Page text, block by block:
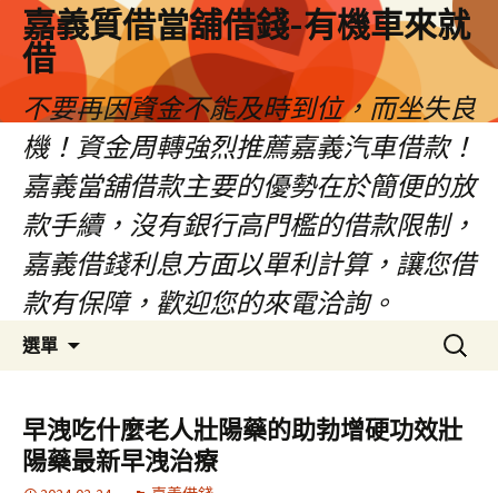
嘉義質借當舖借錢-有機車來就
借
不要再因資金不能及時到位，而坐失良
機！資金周轉強烈推薦嘉義汽車借款！
嘉義當舖借款主要的優勢在於簡便的放
款手續，沒有銀行高門檻的借款限制，
嘉義借錢利息方面以單利計算，讓您借
款有保障，歡迎您的來電洽詢。
選單
容
區
搜
尋
鍵
字:
早洩吃什麼老人壯陽藥的助勃增硬功效壯
陽藥最新早洩治療